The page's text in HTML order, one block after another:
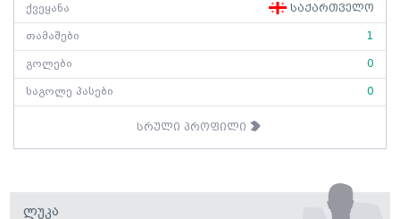
ქვეყანა საქართველო
თამაშები 1
გოლები 0
საგოლე პასები 0
სრული პროფილი
Ლუკა